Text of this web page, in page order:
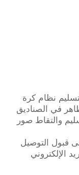
نظام كرة
في الصناديق
والتقاط صور
قبول التوصيل
الإلكتروني